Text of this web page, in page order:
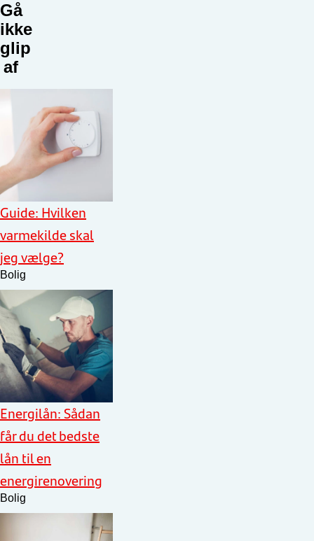
Gå
ikke
glip
af
Guide: Hvilken
varmekilde skal
jeg vælge?
Bolig
Energilån: Sådan
får du det bedste
lån til en
energirenovering
Bolig